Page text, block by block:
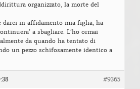
organizzato, la morte del
darei in affidamento mia figlia, ha
a sbagliare. L’ho ormai
da quando ha tentato di
un pezzo schifosamente identico a
#9365